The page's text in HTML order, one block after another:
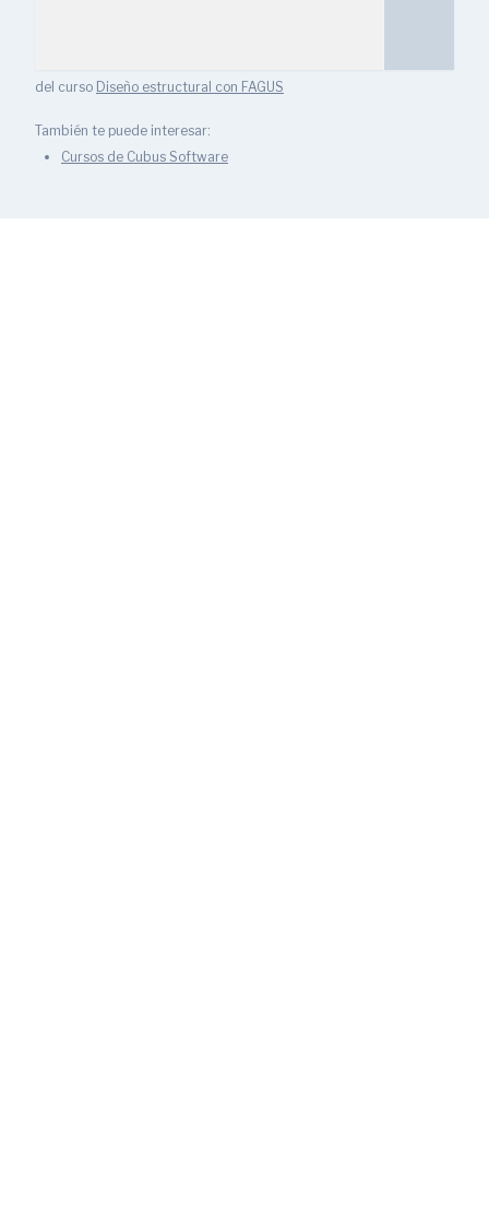
del curso Diseño estructural con FAGUS
También te puede interesar:
Cursos de Cubus Software